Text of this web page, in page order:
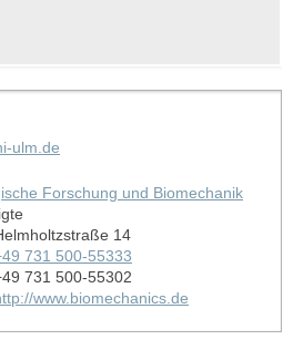
ulm.de
Forschung und Biomechanik
14
731 500-55333
731 500-55302
www.biomechanics.de